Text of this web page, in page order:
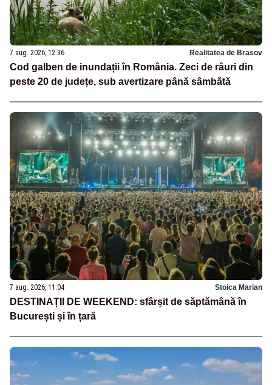
7 aug. 2026, 12:36 Realitatea de Brasov
Cod galben de inundații în România. Zeci de râuri din
peste 20 de județe, sub avertizare până sâmbătă
7 aug. 2026, 11:04 Stoica Marian
DESTINAȚII DE WEEKEND: sfârșit de săptămână în
București și în țară